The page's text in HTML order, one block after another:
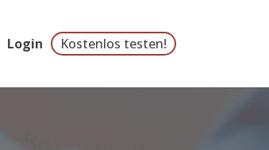
Login Kostenlos testen!